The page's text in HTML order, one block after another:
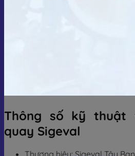
Thông số kỹ thuật
quay Sigeval
Thương hiệu: Sigeval Tây